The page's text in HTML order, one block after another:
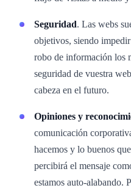
Seguridad. Las webs
objetivos, siendo
robo de información los
seguridad de vuestra
cabeza en el futuro.
Opiniones y
comunicación
hacemos y lo buenos
percibirá el mensaje
estamos auto-alabando.